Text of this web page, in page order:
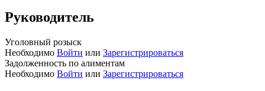
Руководитель
Уголовный розыск
Необходимо Войти или Зарегистрироваться
Задолженность по алиментам
Необходимо Войти или Зарегистрироваться